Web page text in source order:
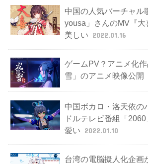
中国の人気バーチャル
yousa」さんのMV『大
美しい 2022.01.16
ゲームPV？アニメ化
雪」のアニメ映像公開
中国ボカロ・洛天依の
ドルテレビ番組「
愛い 2022.01.10
台湾の電脳擬人化企画